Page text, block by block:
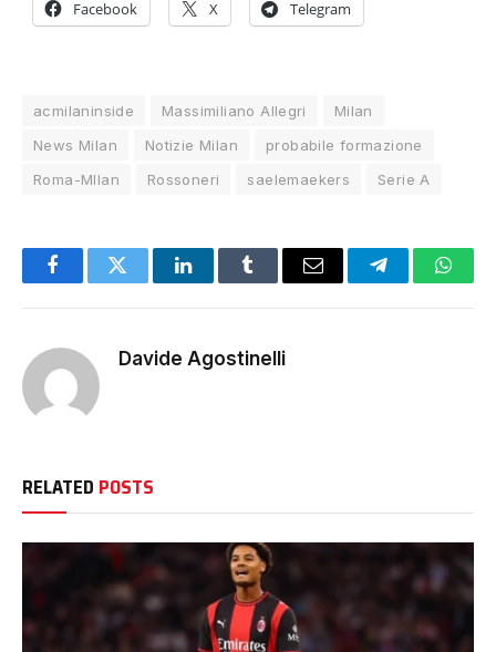
Facebook X Telegram
acmilaninside Massimiliano Allegri
Milan
News Milan
Notizie Milan
probabile formazione
Roma-MIlan
Rossoneri saelemaekers Serie A
FacebookTwitter LinkedInTumblr Email Telegram
Davide Agostinelli
RELATED POSTS